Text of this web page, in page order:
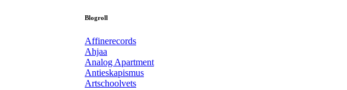
Blogroll
Affinerecords
Ahjaa
Analog Apartment
Antieskapismus
Artschoolvets